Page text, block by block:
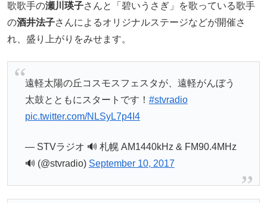
歌歌手の瀬川瑛子さんと「碧いうさぎ」を歌っている歌手
の酒井法子さんによるオリジナルステージなどが開催さ
れ、盛り上がりをみせます。
遠軽太陽の丘コスモスフェスタが、遠軽がんぼう
太鼓とともにスタートです！ #stvradio
pic.twitter.com/NLSyL7p4I4
— STVラジオ 🔊 札幌 AM1440kHz & FM90.4MHz
🔊 (@stvradio) September 10, 2017